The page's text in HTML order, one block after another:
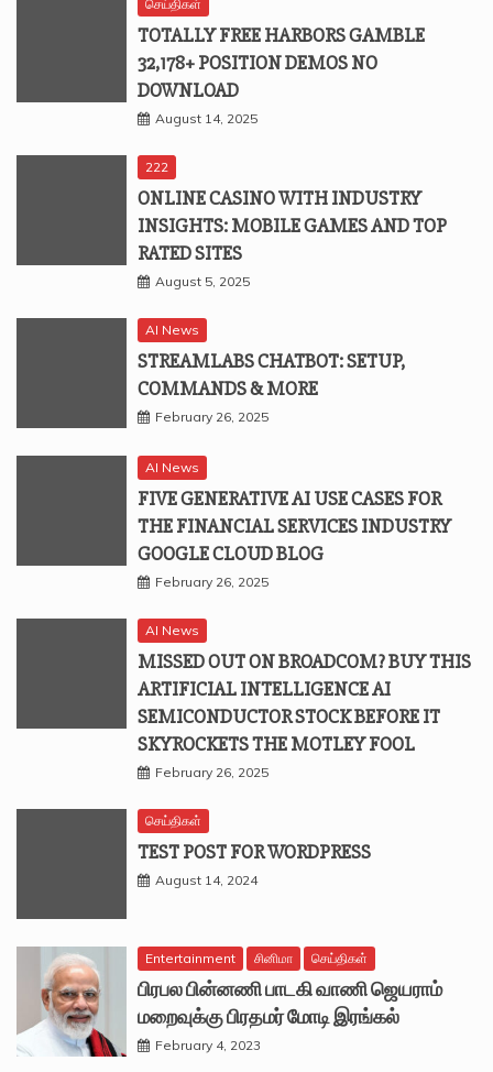
செய்திகள்
TOTALLY FREE HARBORS GAMBLE
32,178+ POSITION DEMOS NO
DOWNLOAD
August 14, 2025
222
ONLINE CASINO WITH INDUSTRY
INSIGHTS: MOBILE GAMES AND TOP
RATED SITES
August 5, 2025
AI News
STREAMLABS CHATBOT: SETUP,
COMMANDS & MORE
February 26, 2025
AI News
FIVE GENERATIVE AI USE CASES FOR
THE FINANCIAL SERVICES INDUSTRY
GOOGLE CLOUD BLOG
February 26, 2025
AI News
MISSED OUT ON BROADCOM? BUY THIS
ARTIFICIAL INTELLIGENCE AI
SEMICONDUCTOR STOCK BEFORE IT
SKYROCKETS THE MOTLEY FOOL
February 26, 2025
செய்திகள்
TEST POST FOR WORDPRESS
August 14, 2024
Entertainment சினிமா செய்திகள்
பிரபல பின்னணி பாடகி வாணி ஜெயராம்
மறைவுக்கு பிரதமர் மோடி இரங்கல்
February 4, 2023